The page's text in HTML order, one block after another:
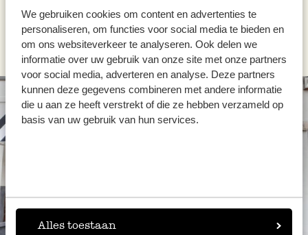
We gebruiken cookies om content en advertenties te
personaliseren, om functies voor social media te bieden en
om ons websiteverkeer te analyseren. Ook delen we
informatie over uw gebruik van onze site met onze partners
voor social media, adverteren en analyse. Deze partners
kunnen deze gegevens combineren met andere informatie
die u aan ze heeft verstrekt of die ze hebben verzameld op
basis van uw gebruik van hun services.
Alles toestaan